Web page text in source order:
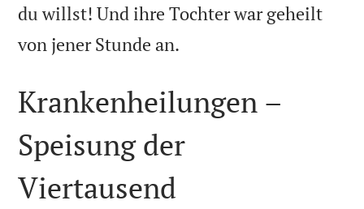
du willst! Und ihre Tochter war geheilt
von jener Stunde an.
Krankenheilungen –
Speisung der
Viertausend